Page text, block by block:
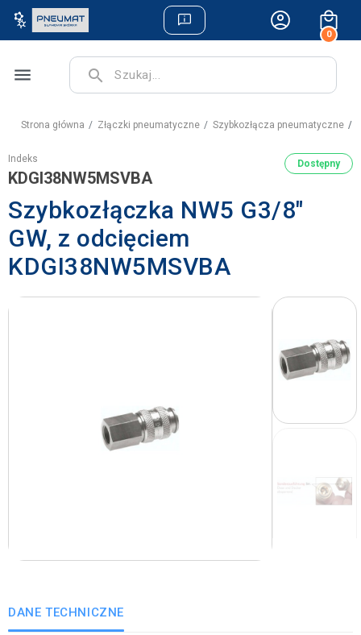
0
menu search
Strona główna Złączki pneumatyczne Szybkozłącza pneumatyczne
Indeks
KDGI38NW5MSVBA
Dostępny
Szybkozłączka NW5 G3/8"
GW, z odcięciem
KDGI38NW5MSVBA
DANE TECHNICZNE